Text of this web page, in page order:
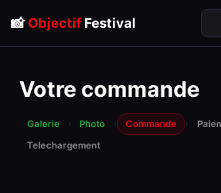
📸 ObjectifFestival
Votre commande
Galerie › Photo › Commande ›
Telechargement